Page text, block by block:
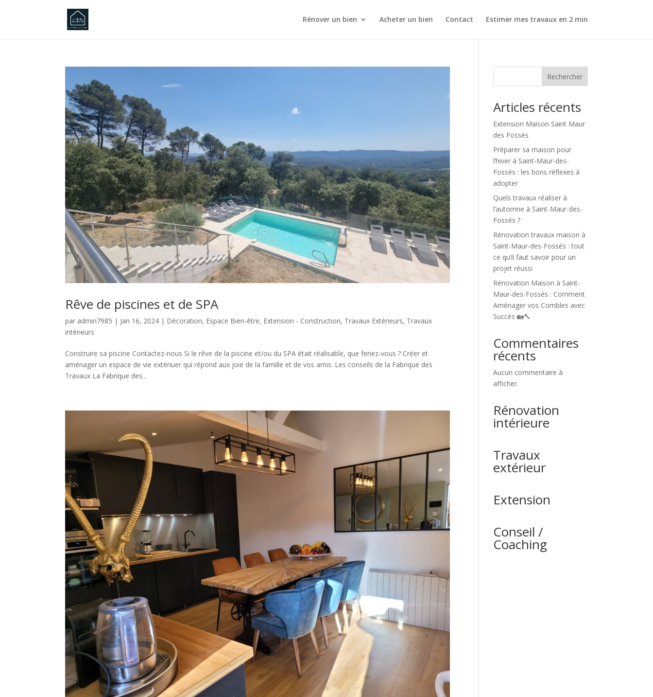
Rénover un bien Acheter un bien Contact Estimer mes travaux en 2 min
Rêve de piscines et de SPA
par admin7985 | Jan 16, 2024 | Décoration, Espace Bien-être, Extension - Construction, Travaux Extérieurs, Travaux
intérieurs
Construire sa piscine Contactez-nous Si le rêve de la piscine et/ou du SPA était réalisable, que feriez-vous ? Créer et
aménager un espace de vie extériuer qui répond aux joie de la famille et de vos amis. Les conseils de la Fabrique des
Travaux La Fabrique des...
Rechercher
Articles récents
Extension Maison Saint Maur
des Fossés
Préparer sa maison pour
l’hiver à Saint-Maur-des-
Fossés : les bons réflexes à
adopter
Quels travaux réaliser à
l’automne à Saint-Maur-des-
Fossés ?
Rénovation travaux maison à
Saint-Maur-des-Fossés : tout
ce qu’il faut savoir pour un
projet réussi
Rénovation Maison à Saint-
Maur-des-Fossés : Comment
Aménager vos Combles avec
Succès 🏡🔨
Commentaires
récents
Aucun commentaire à
afficher.
Rénovation
intérieure
Travaux
extérieur
Extension
Conseil /
Coaching